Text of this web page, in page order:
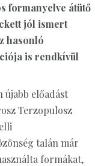
formanyelve átütő
jól ismert
hasonló
is rendkívül
újabb előadást
Terzopulosz
talán már
formákat,